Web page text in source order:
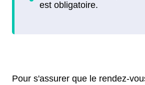
Pour s'assurer que le rendez-